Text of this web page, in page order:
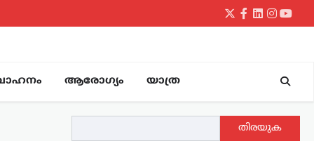
Twitter
Facebook
LinkedIn
ആരോഗ്യം യാത്ര
തിരയുക